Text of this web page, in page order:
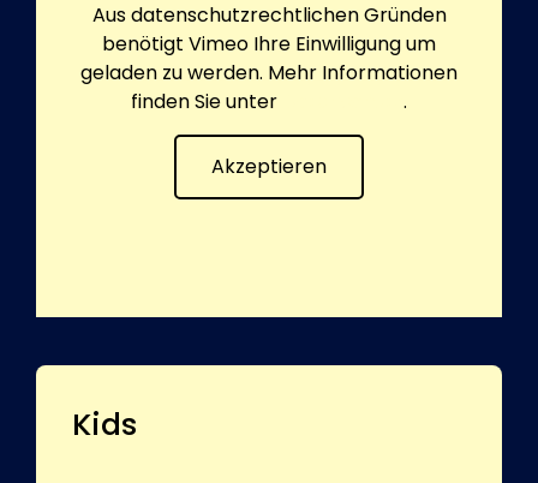
Aus datenschutzrechtlichen Gründen
benötigt Vimeo Ihre Einwilligung um
geladen zu werden. Mehr Informationen
finden Sie unter
.
Akzeptieren
Kids